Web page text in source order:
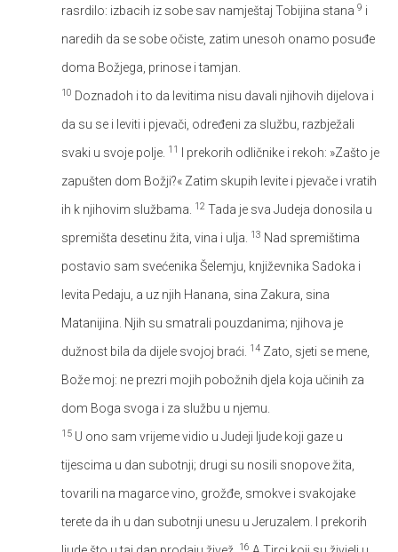
rasrdilo: izbacih iz sobe sav namještaj Tobijina stana 9 i
naredih da se sobe očiste, zatim unesoh onamo posuđe
doma Božjega, prinose i tamjan.
10 Doznadoh i to da levitima nisu davali njihovih dijelova i
da su se i leviti i pjevači, određeni za službu, razbježali
svaki u svoje polje. 11
I prekorih odličnike i rekoh: »Zašto je
zapušten dom Božji?« Zatim skupih levite i pjevače i vratih
ih k njihovim službama.
12 Tada je sva Judeja donosila u
spremišta desetinu žita, vina i ulja.
13 Nad spremištima
postavio sam svećenika Šelemju, književnika Sadoka i
levita Pedaju, a uz njih Hanana, sina Zakura, sina
Matanijina. Njih su smatrali pouzdanima; njihova je
dužnost bila da dijele svojoj braći.
14 Zato, sjeti se mene,
Bože moj: ne prezri mojih pobožnih djela koja učinih za
dom Boga svoga i za službu u njemu.
15 U ono sam vrijeme vidio u Judeji ljude koji gaze u
tijescima u dan subotnji; drugi su nosili snopove žita,
tovarili na magarce vino, grožđe, smokve i svakojake
terete da ih u dan subotnji unesu u Jeruzalem. I prekorih
16